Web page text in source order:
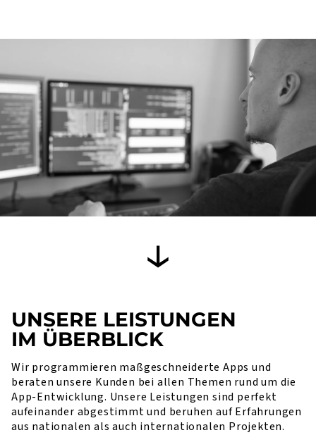
UNSERE LEISTUNGEN
IM ÜBERBLICK
Wir programmieren maßgeschneiderte Apps und
beraten unsere Kunden bei allen Themen rund um die
App-Entwicklung. Unsere Leistungen sind perfekt
aufeinander abgestimmt und beruhen auf Erfahrungen
aus nationalen als auch internationalen Projekten.